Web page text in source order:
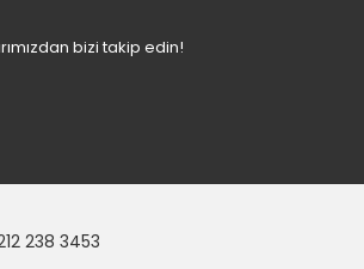
bizi takip edin!
238 3453